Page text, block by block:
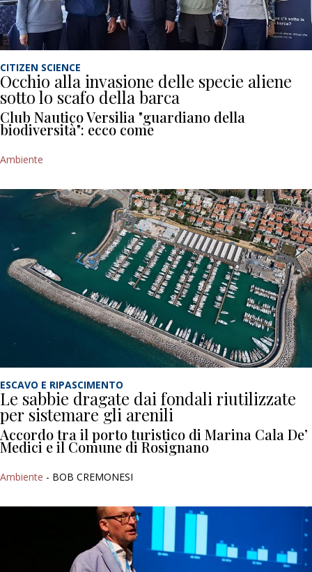
CITIZEN SCIENCE
Occhio alla invasione delle specie aliene
sotto lo scafo della barca
Club Nautico Versilia "guardiano della
biodiversità": ecco come
Ambiente
ESCAVO E RIPASCIMENTO
Le sabbie dragate dai fondali riutilizzate
per sistemare gli arenili
Accordo tra il porto turistico di Marina Cala De’
Medici e il Comune di Rosignano
Ambiente - BOB CREMONESI